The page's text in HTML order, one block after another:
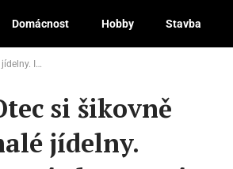
Domácnost Hobby Stavba
vás nadchne
si šikovně
jídelny.